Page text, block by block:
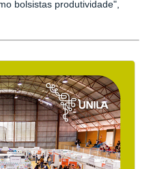
bolsistas produtividade",